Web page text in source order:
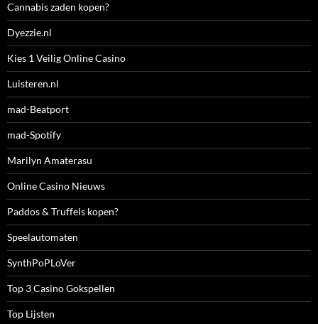
Cannabis zaden kopen?
Dyezzie.nl
Kies 1 Veilig Online Casino
Luisteren.nl
mad-Beatport
mad-Spotify
Marilyn Amaterasu
Online Casino Nieuws
Paddos & Truffels kopen?
Speelautomaten
SynthPoPLoVer
Top 3 Casino Gokspellen
Top Lijsten